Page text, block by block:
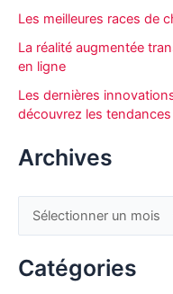
h
r
:
Les meilleures races de
La réalité augmentée
en ligne
Les dernières
découvrez les
Archives
r
c
Catégories